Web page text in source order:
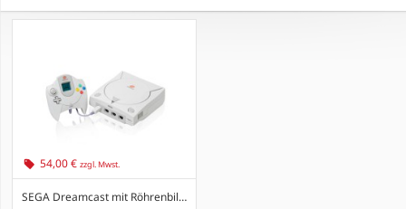
SEGA Dreamcast mit Röhrenbildschirm
54,00 €zzgl. Mwst.